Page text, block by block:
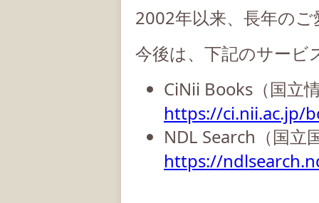
2002年以来、長年の
今後は、下記のサービ
CiNii Books（国立
https://ci.nii.ac.jp/
NDL Search（国立
https://